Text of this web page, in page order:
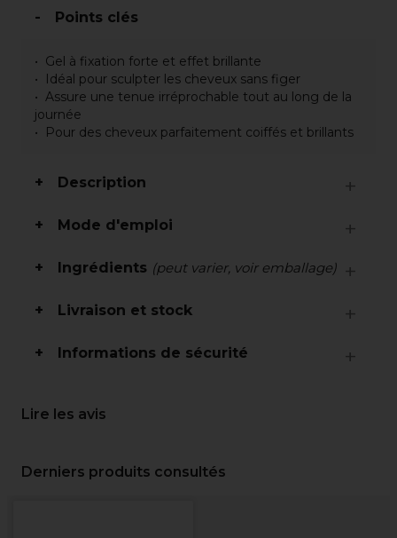
Points clés
Gel à fixation forte et effet brillante
Idéal pour sculpter les cheveux sans figer
Assure une tenue irréprochable tout au long de la
journée
Pour des cheveux parfaitement coiffés et brillants
Description
Mode d'emploi
Ingrédients (peut varier, voir emballage)
Livraison et stock
Informations de sécurité
Lire les avis
Derniers produits consultés